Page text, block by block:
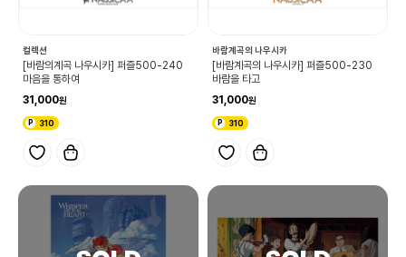
컬렉션
[바람의계곡 나우시카] 퍼즐500-240
마음을 통하여
31,000
310
바람계곡의 나우시카
[바람계곡의 나우시카] 퍼즐500-230
바람을 타고
31,000
310